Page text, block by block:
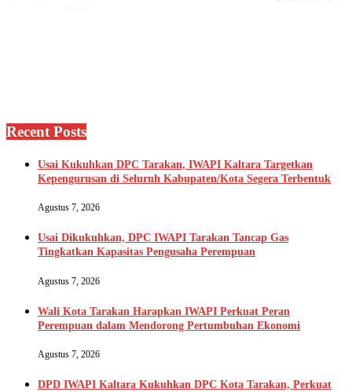
Recent Posts
Usai Kukuhkan DPC Tarakan, IWAPI Kaltara Targetkan
Kepengurusan di Seluruh Kabupaten/Kota Segera Terbentuk
Agustus 7, 2026
Usai Dikukuhkan, DPC IWAPI Tarakan Tancap Gas
Tingkatkan Kapasitas Pengusaha Perempuan
Agustus 7, 2026
Wali Kota Tarakan Harapkan IWAPI Perkuat Peran
Perempuan dalam Mendorong Pertumbuhan Ekonomi
Agustus 7, 2026
DPD IWAPI Kaltara Kukuhkan DPC Kota Tarakan, Perkuat